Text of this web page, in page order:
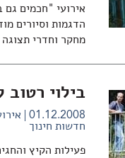
אירועי "חכמים גם
הדגמות וסיורים
מחקר וחדרי
בילוי
01.12.2008
חדשות חינוך
פעילות הקיץ